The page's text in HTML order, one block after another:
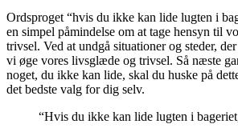
Ordsproget “hvis du ikke kan lide lugten i
en simpel påmindelse om at tage hensyn til
trivsel. Ved at undgå situationer og steder,
vi øge vores livsglæde og trivsel. Så næste
noget, du ikke kan lide, skal du huske på
det bedste valg for dig selv.
“Hvis du ikke kan lide lugten i